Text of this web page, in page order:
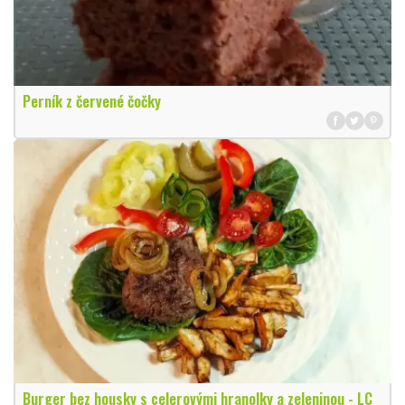
Perník z červené čočky
Burger bez housky s celerovými hranolky a zeleninou - LC